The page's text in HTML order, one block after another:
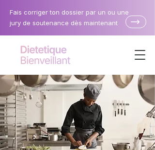
Fais corriger ton dossier par un ou une
jury de soutenance dès maintenant